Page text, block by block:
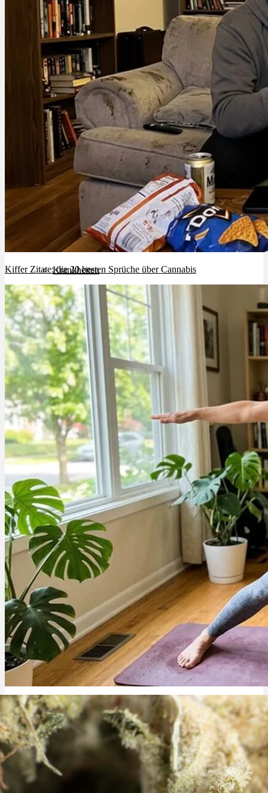
Wissen
Cannabis Wirkung
Medizinisches Cannabis
Cannabinoide
THC
CBD
Terpene (Aromen)
Krankheiten
Studien
Zen
Neue Sorten
Bewertungen
Hersteller
News
App
Newsletter
Services
Ärzte Service
Rezept Service
Apotheken Service
Lieferung
Cannabis Karte
Kiffer Zitate: die 20 besten Sprüche über Cannabis
Hanfsamen: Nährwerte, tägliche Dosis & gesundheitliche Wirkung